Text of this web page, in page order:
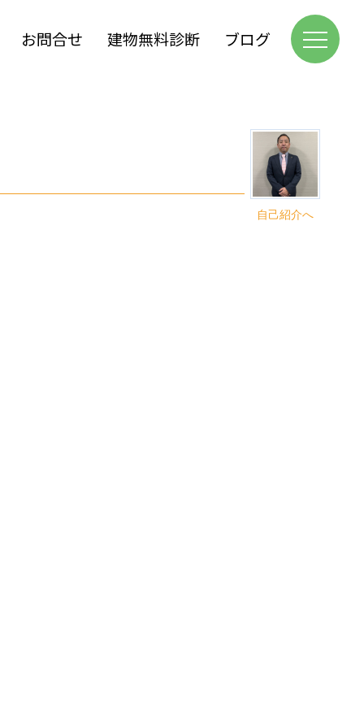
お問合せ 建物無料診断 ブログ
自己紹介へ